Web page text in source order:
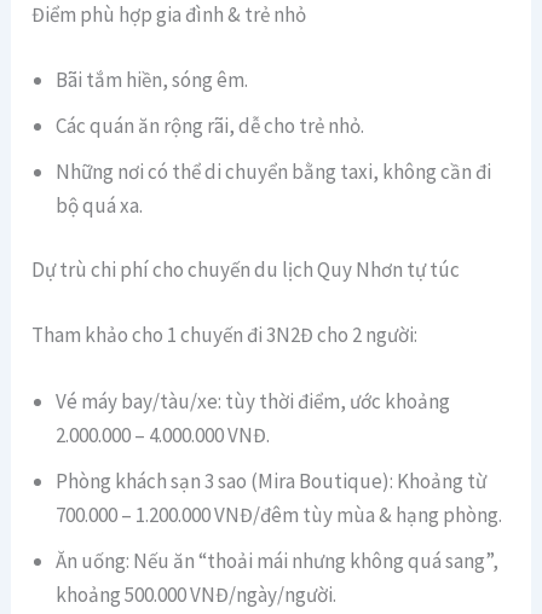
Điểm phù hợp gia đình & trẻ nhỏ
Bãi tắm hiền, sóng êm.
Các quán ăn rộng rãi, dễ cho trẻ nhỏ.
Những nơi có thể di chuyển bằng taxi, không cần đi
bộ quá xa.
Dự trù chi phí cho chuyến du lịch Quy Nhơn tự túc
Tham khảo cho 1 chuyến đi 3N2Đ cho 2 người:
Vé máy bay/tàu/xe: tùy thời điểm, ước khoảng
2.000.000 – 4.000.000 VNĐ.
Phòng khách sạn 3 sao (Mira Boutique): Khoảng từ
700.000 – 1.200.000 VNĐ/đêm tùy mùa & hạng phòng.
Ăn uống: Nếu ăn “thoải mái nhưng không quá sang”,
khoảng 500.000 VNĐ/ngày/người.